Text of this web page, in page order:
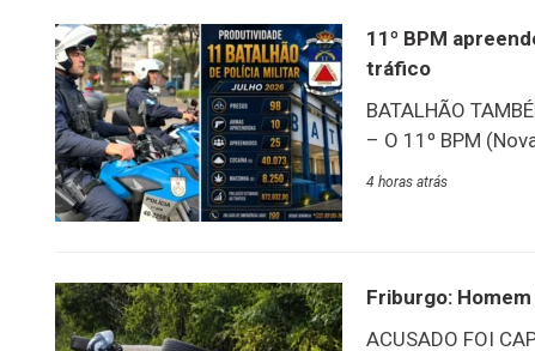
11º BPM
tráfico
BATALHÃO
– O 11º BPM
balanço de
suspeitos em
4 horas atrás
Friburgo:
ACUSADO FOI